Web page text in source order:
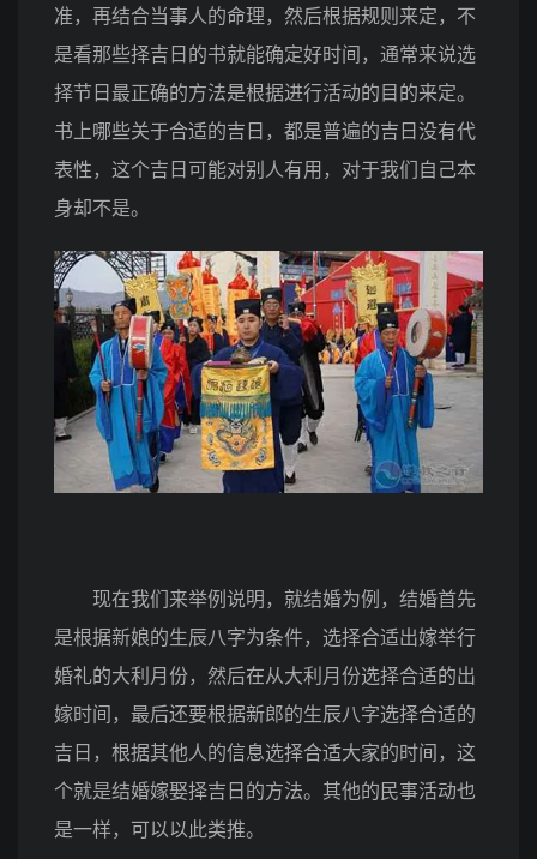
准，再结合当事人的命理，然后根据规则来定，不
是看那些择吉日的书就能确定好时间，通常来说选
择节日最正确的方法是根据进行活动的目的来定。
书上哪些关于合适的吉日，都是普遍的吉日没有代
表性，这个吉日可能对别人有用，对于我们自己本
身却不是。
现在我们来举例说明，就结婚为例，结婚首先
是根据新娘的生辰八字为条件，选择合适出嫁举行
婚礼的大利月份，然后在从大利月份选择合适的出
嫁时间，最后还要根据新郎的生辰八字选择合适的
吉日，根据其他人的信息选择合适大家的时间，这
个就是结婚嫁娶择吉日的方法。其他的民事活动也
是一样，可以以此类推。